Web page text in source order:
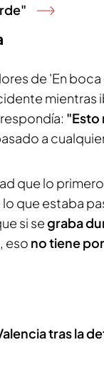
de 'En boca
mientras
"Esto
a
que lo
que estaba
si segraba
eso no tiene
tras la